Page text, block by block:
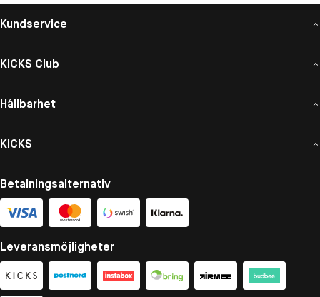
Kundservice
KICKS Club
Hållbarhet
KICKS
Betalningsalternativ
Leveransmöjligheter